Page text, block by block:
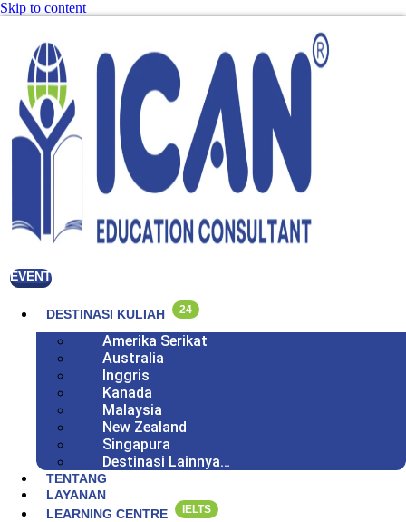
Skip to content
EVENT
DESTINASI KULIAH 24
Amerika Serikat
Australia
Inggris
Kanada
Malaysia
New Zealand
Singapura
Destinasi Lainnya…
TENTANG
LAYANAN
LEARNING CENTRE
IELTS